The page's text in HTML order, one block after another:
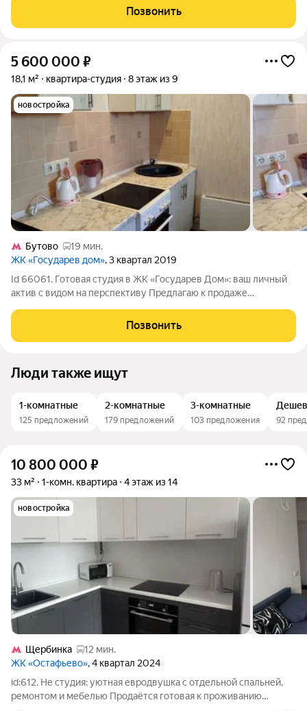
метро на серую ветку Аннино, на транспорте 15-17мин До
МЦД2 бутово, на
Позвонить
5 600 000 ₽
18,1 м² квартира-студия 8 этаж из 9
новостройка
Бутово
19 мин.
ЖК «Государев дом», 3 квартал 2019
Id 66061. Готовая студия в ЖК «Государев Дом»: ваш личный
актив с видом на перспективу Предлагаю к продаже
одном из самых узнаваемых жилых комплексов ближнего
Позвонить
Люди также ищут
1-комнатные
125 предложений
2-комнатные
179 предложений
3-комнатные
103 предложения 92
10 800 000 ₽
33 м² 1-комн. квартира 4 этаж из 14
новостройка
Щербинка
12 мин.
ЖК «Остафьево», 4 квартал 2024
id:612. Не студия: уютная евродвушка с отдельной спальней,
ремонтом и мебелью Продаётся готовая к проживанию